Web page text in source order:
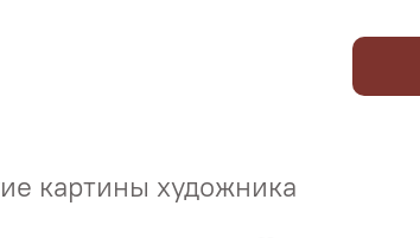
картины художника